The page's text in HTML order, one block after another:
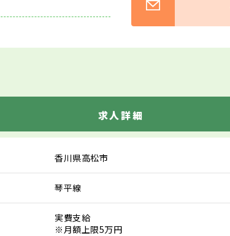
求人詳細
香川県高松市
琴平線
実費支給
※月額上限5万円